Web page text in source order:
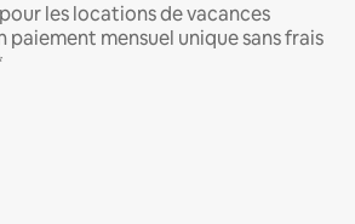
les locations de vacances
paiement mensuel unique sans frais